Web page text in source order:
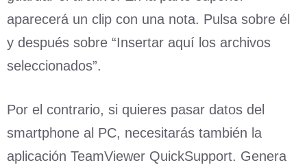
aparecerá un clip con una nota. Pulsa sobre él
y después sobre “Insertar aquí los archivos
seleccionados”.
Por el contrario, si quieres pasar datos del
smartphone al PC, necesitarás también la
aplicación TeamViewer QuickSupport. Genera